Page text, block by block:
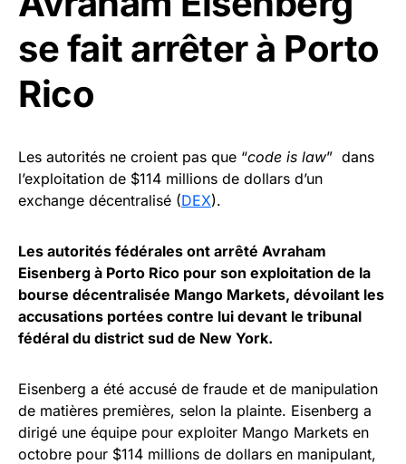
se fait arrêter à Porto
Rico
Les autorités ne croient pas que “code is law” dans
l’exploitation de $114 millions de dollars d’un
exchange décentralisé (DEX).
Les autorités fédérales ont arrêté Avraham
Eisenberg à Porto Rico pour son exploitation de la
bourse décentralisée Mango Markets, dévoilant les
accusations portées contre lui devant le tribunal
fédéral du district sud de New York.
Eisenberg a été accusé de fraude et de manipulation
de matières premières, selon la plainte. Eisenberg a
dirigé une équipe pour exploiter Mango Markets en
octobre pour $114 millions de dollars en manipulant,